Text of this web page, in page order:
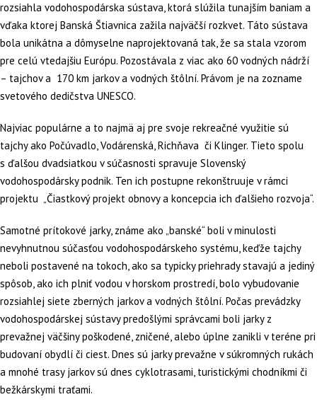
rozsiahla vodohospodárska sústava, ktorá slúžila tunajším baniam a
vďaka ktorej Banská Štiavnica zažila najväčší rozkvet. Táto sústava
bola unikátna a dômyselne naprojektovaná tak, že sa stala vzorom
pre celú vtedajšiu Európu. Pozostávala z viac ako 60 vodných nádrží
– tajchov a 170 km jarkov a vodných štôlní. Právom je na zozname
svetového dedičstva UNESCO.
Najviac populárne a to najmä aj pre svoje rekreačné využitie sú
tajchy ako Počúvadlo, Vodárenská, Richňava či Klinger. Tieto spolu
s ďalšou dvadsiatkou v súčasnosti spravuje Slovenský
vodohospodársky podnik. Ten ich postupne rekonštruuje v rámci
projektu „Čiastkový projekt obnovy a koncepcia ich ďalšieho rozvoja“.
Samotné prítokové jarky, známe ako „banské“ boli v minulosti
nevyhnutnou súčasťou vodohospodárskeho systému, keďže tajchy
neboli postavené na tokoch, ako sa typicky priehrady stavajú a jediný
spôsob, ako ich plniť vodou v horskom prostredí, bolo vybudovanie
rozsiahlej siete zberných jarkov a vodných štôlní. Počas prevádzky
vodohospodárskej sústavy predošlými správcami boli jarky z
prevažnej väčšiny poškodené, zničené, alebo úplne zanikli v teréne pri
budovaní obydlí či ciest. Dnes sú jarky prevažne v súkromných rukách
a mnohé trasy jarkov sú dnes cyklotrasami, turistickými chodníkmi či
bežkárskymi traťami.